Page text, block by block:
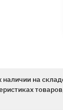
на